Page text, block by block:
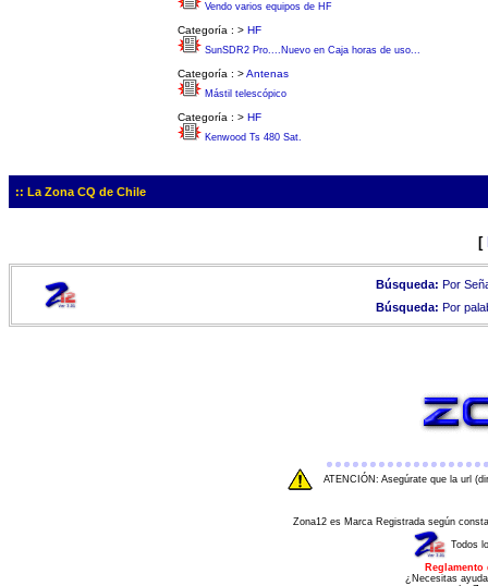
Vendo varios equipos de HF
Categoría : > HF
SunSDR2 Pro....Nuevo en Caja horas de uso...
Categoría : >Antenas
Mástil telescópico
Categoría : > HF
Kenwood Ts 480 Sat.
:: La Zona CQ de Chile
[
Búsqueda: Por
Búsqueda: Por
ATENCIÓN: Asegúrate que la url
Zona12 es Marca Registrada según
Todos
¿Necesitas